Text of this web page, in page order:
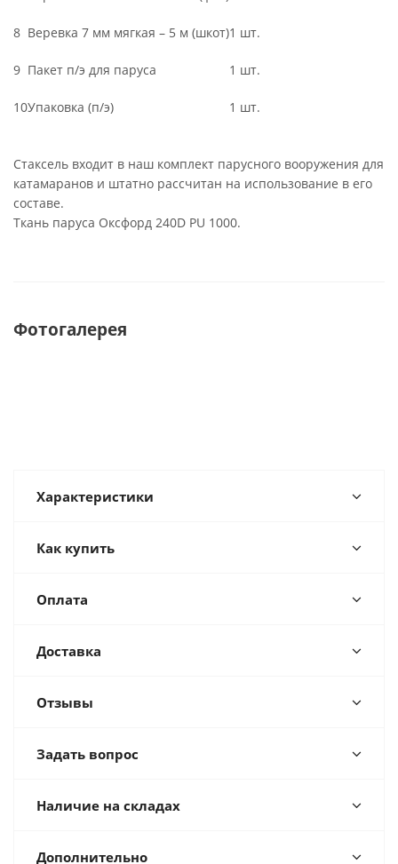
8 Веревка 7 мм мягкая – 5 м (шкот)1 шт.
9 Пакет п/э для паруса 1 шт.
10Упаковка (п/э) 1 шт.
Стаксель входит в наш комплект парусного вооружения для
катамаранов и штатно рассчитан на использование в его
составе.
Ткань паруса Оксфорд 240D PU 1000.
Фотогалерея
Характеристики
Как купить
Оплата
Доставка
Отзывы
Задать вопрос
Наличие на складах
Дополнительно